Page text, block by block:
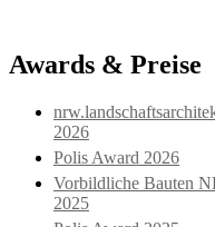
Awards & Preise
2026
Polis Award 2026
Vorbildliche Bauten
2025